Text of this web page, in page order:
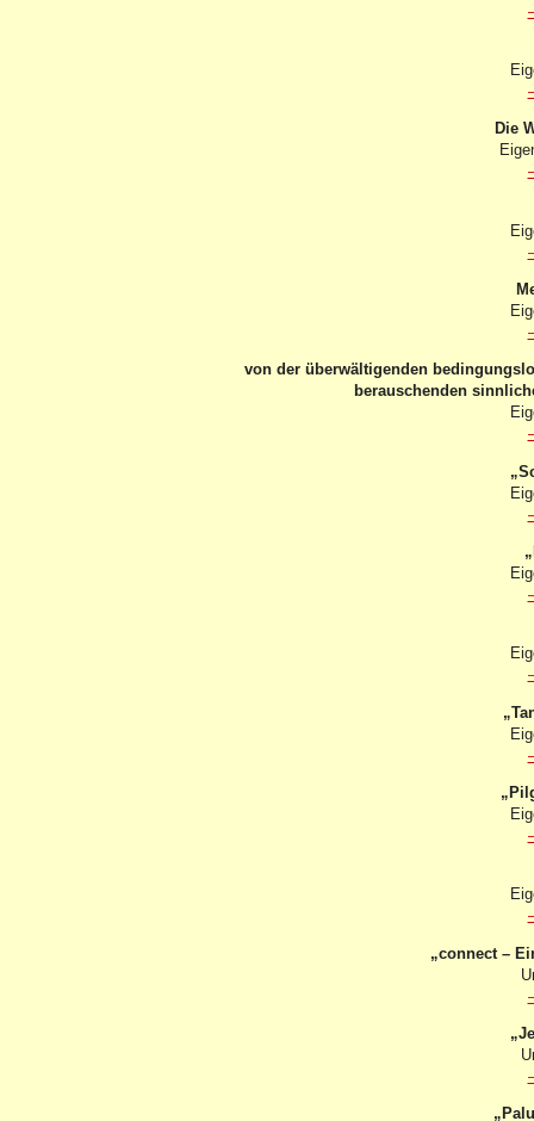
Die
von der überwältigenden
berauschenden
„connect –